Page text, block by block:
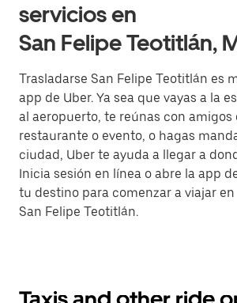
servicios en
San Felipe Teotitlán,
Trasladarse San Felipe Teotitlán es
app de Uber. Ya sea que vayas a la
al aeropuerto, te reúnas con amigos
restaurante o evento, o hagas
ciudad, Uber te ayuda a llegar a
Inicia sesión en línea o abre la app
tu destino para comenzar a viajar en
San Felipe Teotitlán.